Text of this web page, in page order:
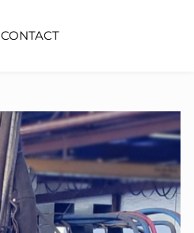
CONTACT